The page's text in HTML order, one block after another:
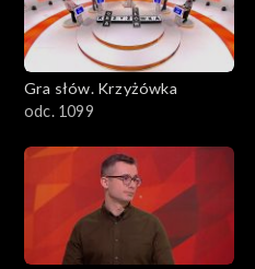
Gra słów. Krzyżówka
odc. 1099